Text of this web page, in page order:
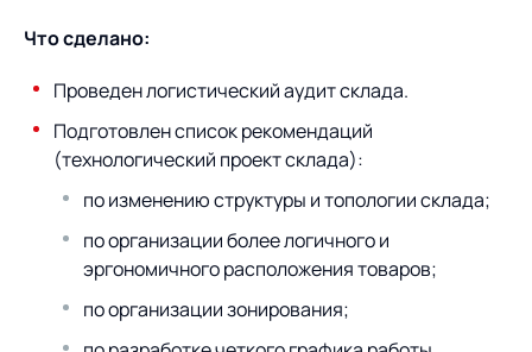
Что сделано:
Проведен логистический аудит склада.
Подготовлен список рекомендаций
(технологический проект склада):
по изменению структуры и топологии склада;
по организации более логичного и
эргономичного расположения товаров;
по организации зонирования;